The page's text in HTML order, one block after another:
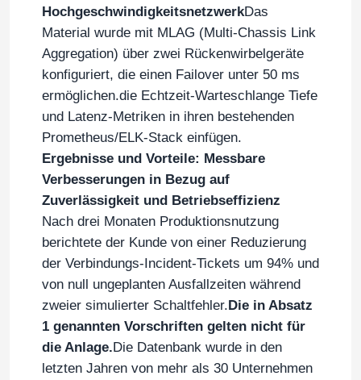
Zu Hause
Produkte
Videos
HochgeschwindigkeitsnetzwerkDas
Material wurde mit MLAG (Multi-Chassis Link
Aggregation) über zwei Rückenwirbelgeräte
konfiguriert, die einen Failover unter 50 ms
ermöglichen.die Echtzeit-Warteschlange Tiefe
und Latenz-Metriken in ihren bestehenden
Prometheus/ELK-Stack einfügen.
Ergebnisse und Vorteile: Messbare
Verbesserungen in Bezug auf
Zuverlässigkeit und Betriebseffizienz
Nach drei Monaten Produktionsnutzung
berichtete der Kunde von einer Reduzierung
der Verbindungs-Incident-Tickets um 94% und
von null ungeplanten Ausfallzeiten während
zweier simulierter Schaltfehler.Die in Absatz
1 genannten Vorschriften gelten nicht für
die Anlage.Die Datenbank wurde in den
letzten Jahren von mehr als 30 Unternehmen